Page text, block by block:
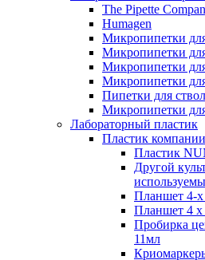
The Pipette
Humagen
Микропипетки
Микропипетки
Микропипетки
Микропипетки
Пипетки для
Микропипетки
Лабораторный пластик
Пластик
Пластик
Другой
Планшет 4-
Планшет 4
Пробирка
11мл